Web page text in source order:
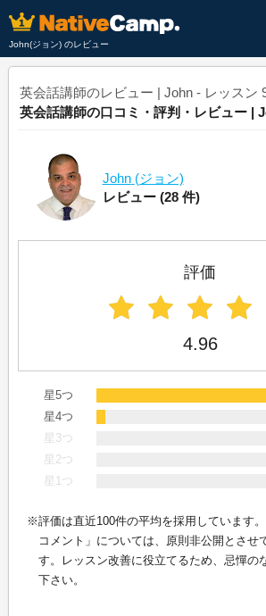
John(ジョン) のレビュー
英会話講師のレビュー | John - レッスン
英会話講師の口コミ・評判・レビュー |
John (ジョン)
レビュー (28 件)
評価
4.96
星5つ
星4つ
星3つ
星2つ
星1つ
評価は直近100件の平均を採用しています
コメント」については、原則非公開とさせ
す。レッスン改善に役立てるため、忌憚の
下さい。